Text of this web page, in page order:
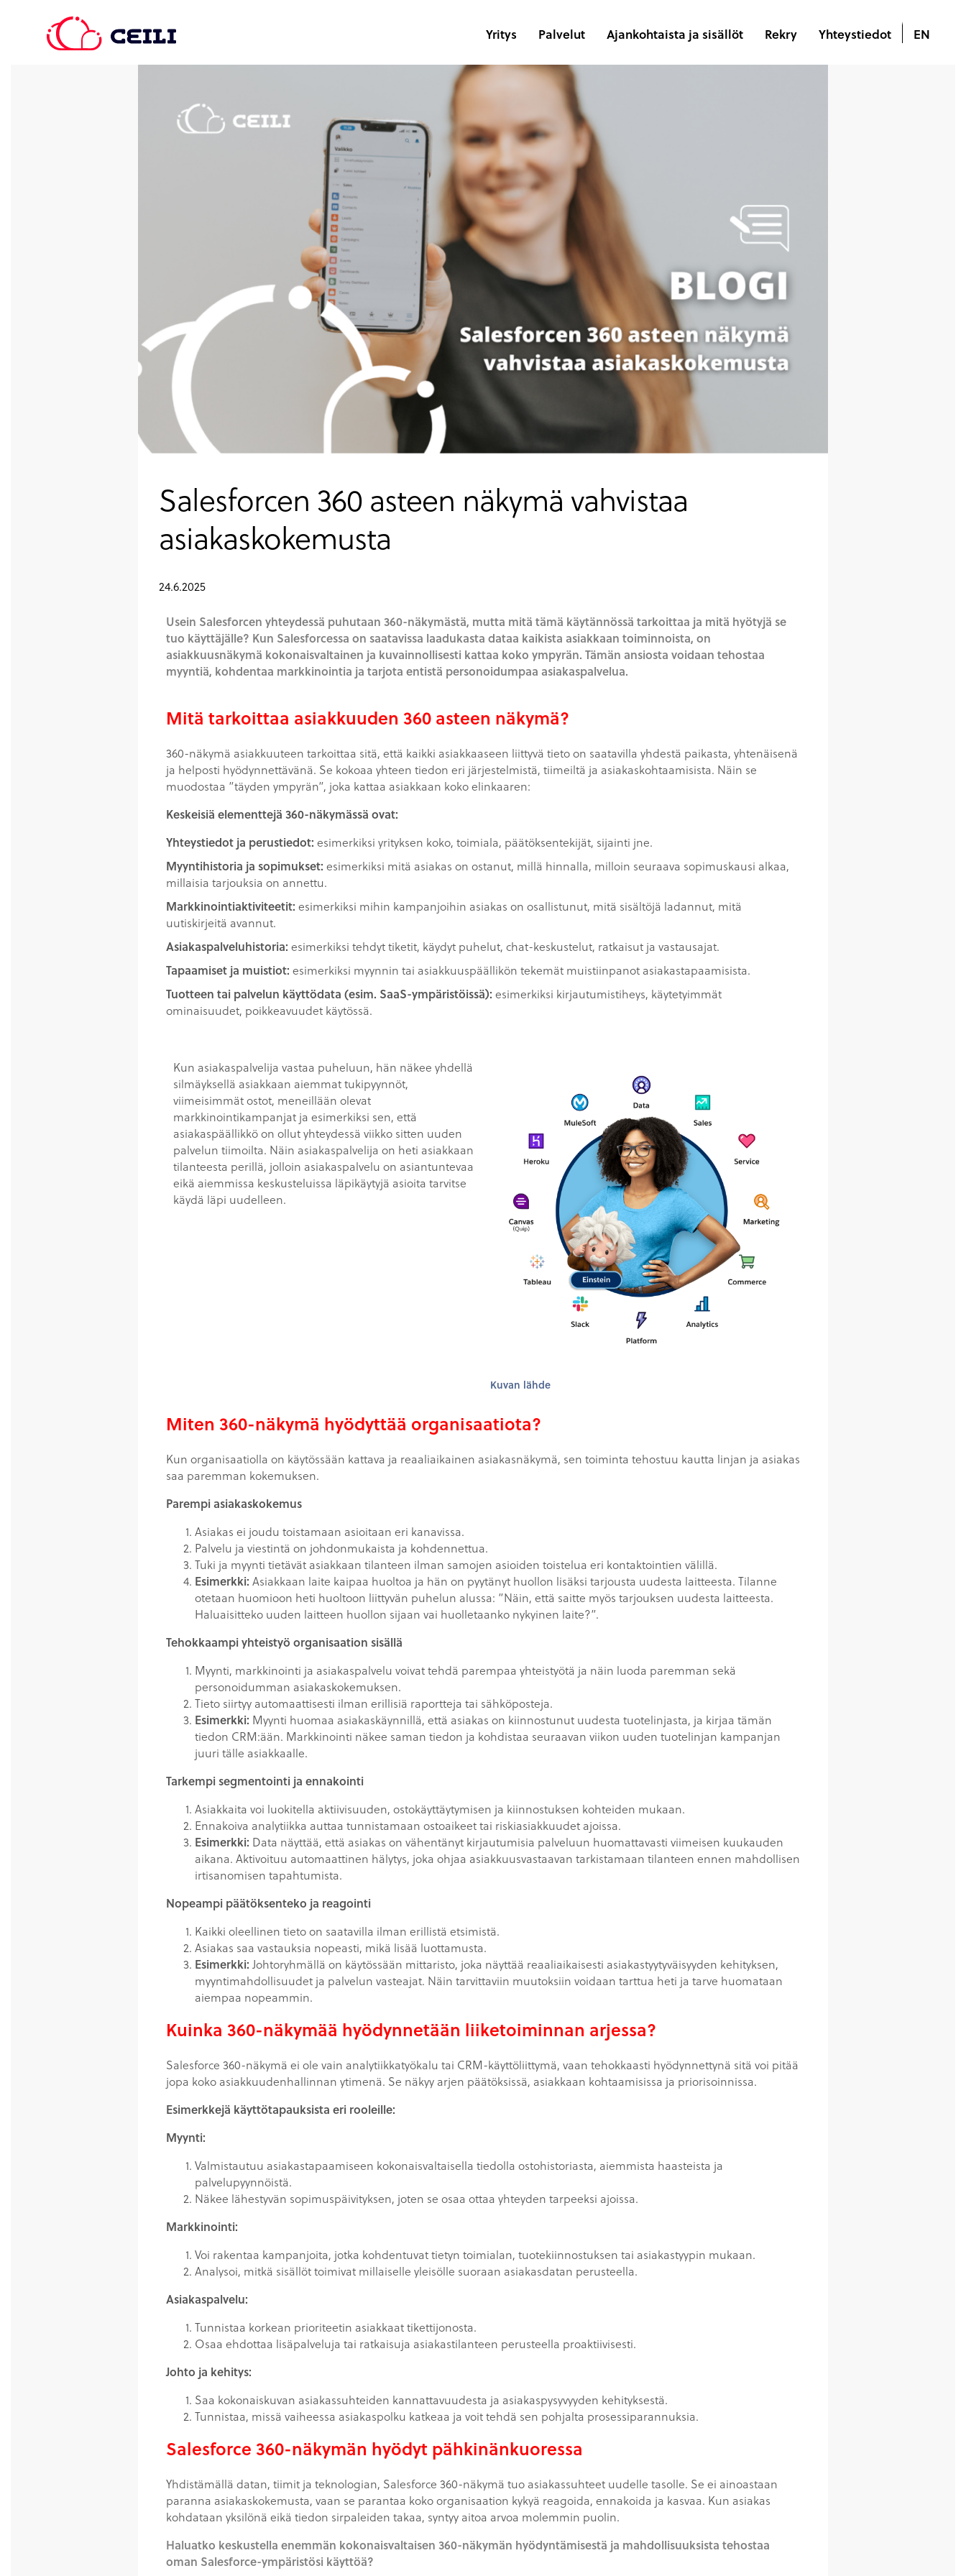
Yritys Palvelut Ajankohtaista ja sisällöt Rekry Yhteystiedot EN
Salesforcen 360 asteen näkymä vahvistaa
asiakaskokemusta
24.6.2025
Usein Salesforcen yhteydessä puhutaan 360-näkymästä, mutta mitä tämä käytännössä tarkoittaa ja mitä hyötyjä se
tuo käyttäjälle? Kun Salesforcessa on saatavissa laadukasta dataa kaikista asiakkaan toiminnoista, on
asiakkuusnäkymä kokonaisvaltainen ja kuvainnollisesti kattaa koko ympyrän. Tämän ansiosta voidaan tehostaa
myyntiä, kohdentaa markkinointia ja tarjota entistä personoidumpaa asiakaspalvelua.
Mitä tarkoittaa asiakkuuden 360 asteen näkymä?
360-näkymä asiakkuuteen tarkoittaa sitä, että kaikki asiakkaaseen liittyvä tieto on saatavilla yhdestä paikasta, yhtenäisenä
ja helposti hyödynnettävänä. Se kokoaa yhteen tiedon eri järjestelmistä, tiimeiltä ja asiakaskohtaamisista. Näin se
muodostaa ”täyden ympyrän”, joka kattaa asiakkaan koko elinkaaren:
Keskeisiä elementtejä 360-näkymässä ovat:
Yhteystiedot ja perustiedot: esimerkiksi yrityksen koko, toimiala, päätöksentekijät, sijainti jne.
Myyntihistoria ja sopimukset: esimerkiksi mitä asiakas on ostanut, millä hinnalla, milloin seuraava sopimuskausi alkaa,
millaisia tarjouksia on annettu.
Markkinointiaktiviteetit: esimerkiksi mihin kampanjoihin asiakas on osallistunut, mitä sisältöjä ladannut, mitä
uutiskirjeitä avannut.
Asiakaspalveluhistoria: esimerkiksi tehdyt tiketit, käydyt puhelut, chat-keskustelut, ratkaisut ja vastausajat.
Tapaamiset ja muistiot: esimerkiksi myynnin tai asiakkuuspäällikön tekemät muistiinpanot asiakastapaamisista.
Tuotteen tai palvelun käyttödata (esim. SaaS-ympäristöissä): esimerkiksi kirjautumistiheys, käytetyimmät
ominaisuudet, poikkeavuudet käytössä.
Kun asiakaspalvelija vastaa puheluun, hän näkee yhdellä
silmäyksellä asiakkaan aiemmat tukipyynnöt,
viimeisimmät ostot, meneillään olevat
markkinointikampanjat ja esimerkiksi sen, että
asiakaspäällikkö on ollut yhteydessä viikko sitten uuden
palvelun tiimoilta. Näin asiakaspalvelija on heti asiakkaan
tilanteesta perillä, jolloin asiakaspalvelu on asiantuntevaa
eikä aiemmissa keskusteluissa läpikäytyjä asioita tarvitse
käydä läpi uudelleen.
Kuvan lähde
Miten 360-näkymä hyödyttää organisaatiota?
Kun organisaatiolla on käytössään kattava ja reaaliaikainen asiakasnäkymä, sen toiminta tehostuu kautta linjan ja asiakas
saa paremman kokemuksen.
Parempi asiakaskokemus
Asiakas ei joudu toistamaan asioitaan eri kanavissa.
Palvelu ja viestintä on johdonmukaista ja kohdennettua.
Tuki ja myynti tietävät asiakkaan tilanteen ilman samojen asioiden toistelua eri kontaktointien välillä.
Esimerkki: Asiakkaan laite kaipaa huoltoa ja hän on pyytänyt huollon lisäksi tarjousta uudesta laitteesta. Tilanne
otetaan huomioon heti huoltoon liittyvän puhelun alussa: ”Näin, että saitte myös tarjouksen uudesta laitteesta.
Haluaisitteko uuden laitteen huollon sijaan vai huolletaanko nykyinen laite?”.
Tehokkaampi yhteistyö organisaation sisällä
Myynti, markkinointi ja asiakaspalvelu voivat tehdä parempaa yhteistyötä ja näin luoda paremman sekä
personoidumman asiakaskokemuksen.
Tieto siirtyy automaattisesti ilman erillisiä raportteja tai sähköposteja.
Esimerkki: Myynti huomaa asiakaskäynnillä, että asiakas on kiinnostunut uudesta tuotelinjasta, ja kirjaa tämän
tiedon CRM:ään. Markkinointi näkee saman tiedon ja kohdistaa seuraavan viikon uuden tuotelinjan kampanjan
juuri tälle asiakkaalle.
Tarkempi segmentointi ja ennakointi
Asiakkaita voi luokitella aktiivisuuden, ostokäyttäytymisen ja kiinnostuksen kohteiden mukaan.
Ennakoiva analytiikka auttaa tunnistamaan ostoaikeet tai riskiasiakkuudet ajoissa.
Esimerkki: Data näyttää, että asiakas on vähentänyt kirjautumisia palveluun huomattavasti viimeisen kuukauden
aikana. Aktivoituu automaattinen hälytys, joka ohjaa asiakkuusvastaavan tarkistamaan tilanteen ennen mahdollisen
irtisanomisen tapahtumista.
Nopeampi päätöksenteko ja reagointi
Kaikki oleellinen tieto on saatavilla ilman erillistä etsimistä.
Asiakas saa vastauksia nopeasti, mikä lisää luottamusta.
Esimerkki: Johtoryhmällä on käytössään mittaristo, joka näyttää reaaliaikaisesti asiakastyytyväisyyden kehityksen,
myyntimahdollisuudet ja palvelun vasteajat. Näin tarvittaviin muutoksiin voidaan tarttua heti ja tarve huomataan
aiempaa nopeammin.
Kuinka 360-näkymää hyödynnetään liiketoiminnan arjessa?
Salesforce 360-näkymä ei ole vain analytiikkatyökalu tai CRM-käyttöliittymä, vaan tehokkaasti hyödynnettynä sitä voi pitää
jopa koko asiakkuudenhallinnan ytimenä. Se näkyy arjen päätöksissä, asiakkaan kohtaamisissa ja priorisoinnissa.
Esimerkkejä käyttötapauksista eri rooleille:
Myynti:
Valmistautuu asiakastapaamiseen kokonaisvaltaisella tiedolla ostohistoriasta, aiemmista haasteista ja
palvelupyynnöistä.
Näkee lähestyvän sopimuspäivityksen, joten se osaa ottaa yhteyden tarpeeksi ajoissa.
Markkinointi:
Voi rakentaa kampanjoita, jotka kohdentuvat tietyn toimialan, tuotekiinnostuksen tai asiakastyypin mukaan.
Analysoi, mitkä sisällöt toimivat millaiselle yleisölle suoraan asiakasdatan perusteella.
Asiakaspalvelu:
Tunnistaa korkean prioriteetin asiakkaat tikettijonosta.
Osaa ehdottaa lisäpalveluja tai ratkaisuja asiakastilanteen perusteella proaktiivisesti.
Johto ja kehitys:
Saa kokonaiskuvan asiakassuhteiden kannattavuudesta ja asiakaspysyvyyden kehityksestä.
Tunnistaa, missä vaiheessa asiakaspolku katkeaa ja voit tehdä sen pohjalta prosessiparannuksia.
Salesforce 360-näkymän hyödyt pähkinänkuoressa
Yhdistämällä datan, tiimit ja teknologian, Salesforce 360-näkymä tuo asiakassuhteet uudelle tasolle. Se ei ainoastaan
paranna asiakaskokemusta, vaan se parantaa koko organisaation kykyä reagoida, ennakoida ja kasvaa. Kun asiakas
kohdataan yksilönä eikä tiedon sirpaleiden takaa, syntyy aitoa arvoa molemmin puolin.
Haluatko keskustella enemmän kokonaisvaltaisen 360-näkymän hyödyntämisestä ja mahdollisuuksista tehostaa
oman Salesforce-ympäristösi käyttöä?